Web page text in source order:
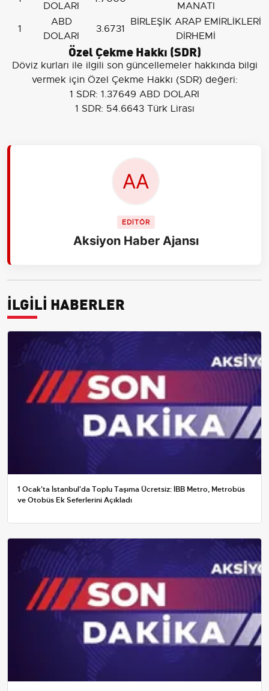
DOLARI
MANATI
1
ABD
DOLARI
3.6731
BİRLEŞİK ARAP EMİRLİKLERİ
DİRHEMİ
Özel Çekme Hakkı (SDR)
Döviz kurları ile ilgili son güncellemeler hakkında bilgi
vermek için Özel Çekme Hakkı (SDR) değeri:
1 SDR: 1.37649 ABD DOLARI
1 SDR: 54.6643 Türk Lirası
EDİTÖR
Aksiyon Haber Ajansı
İLGİLİ HABERLER
1 Ocak'ta İstanbul'da Toplu Taşıma Ücretsiz: İBB Metro, Metrobüs
ve Otobüs Ek Seferlerini Açıkladı